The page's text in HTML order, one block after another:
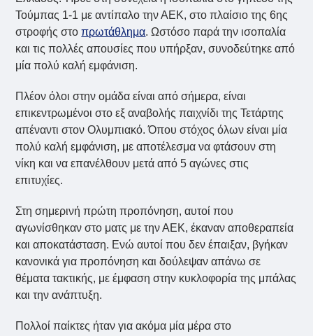
Τούμπας 1-1 με αντίπαλο την ΑΕΚ, στο πλαίσιο της 6ης
στροφής στοπρωτάθλημα. Ωστόσο παρά την ισοπαλία
και τις πολλές απουσίες που υπήρξαν, συνοδεύτηκε από
μία πολύ καλή εμφάνιση.
Πλέον όλοι στην ομάδα είναι από σήμερα, είναι
επικεντρωμένοι στο εξ αναβολής παιχνίδι της Τετάρτης
απέναντι στον Ολυμπιακό. Όπου στόχος όλων είναι μία
πολύ καλή εμφάνιση, με αποτέλεσμα να φτάσουν στη
νίκη και να επανέλθουν μετά από 5 αγώνες στις
επιτυχίες.
Στη σημερινή πρώτη προπόνηση, αυτοί που
αγωνίσθηκαν στο ματς με την ΑΕΚ, έκαναν αποθεραπεία
και αποκατάσταση. Ενώ αυτοί που δεν έπαιξαν, βγήκαν
κανονικά για προπόνηση και δούλεψαν απάνω σε
θέματα τακτικής, με έμφαση στην κυκλοφορία της μπάλας
και την ανάπτυξη.
Πολλοί παίκτες ήταν για ακόμα μία μέρα στο